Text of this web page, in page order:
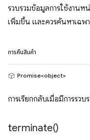
รวบรวมข้อมูลการใช้งานห
เพิ่มขึ้น และควรค้นหาเฉพ
การคืนสินค้า
Promise<object>
การเรียกกลับเมื่อมีการรว
terminate()